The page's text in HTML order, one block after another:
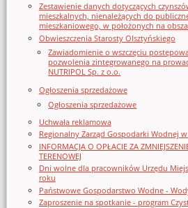
Zestawienie danych dotyczących
mieszkalnych, nienależących do
mieszkaniowego, w położonych na
Obwieszczenia Starosty Olsztyńskiego
Zawiadomienie o wszczęciu
pozwolenia zintegrowanego na
NUTRIPOL Sp. z o.o.
Ogłoszenia sprzedażowe
Ogłoszenia sprzedażowe
Uchwała reklamowa
Regionalny Zarząd Gospodarki Wodnej
INFORMACJA O OPŁACIE ZA
TERENOWEJ
Dni wolne dla pracowników Urzędu
roku
Państwowe Gospodarstwo Wodne -
Zaproszenie na spotkanie - program